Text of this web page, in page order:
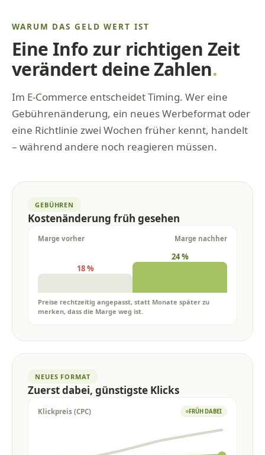
WARUM DAS GELD WERT IST
Eine Info zur richtigen Zeit
verändert deine Zahlen.
Im E-Commerce entscheidet Timing. Wer eine
Gebührenänderung, ein neues Werbeformat oder
eine Richtlinie zwei Wochen früher kennt, handelt
– während andere noch reagieren müssen.
GEBÜHREN
Kostenänderung früh gesehen
Marge vorher Marge nachher
18 %
24 %
Preise rechtzeitig angepasst, statt Monate später zu
merken, dass die Marge weg ist.
NEUES FORMAT
Zuerst dabei, günstigste Klicks
Klickpreis (CPC) FRÜH DABEI